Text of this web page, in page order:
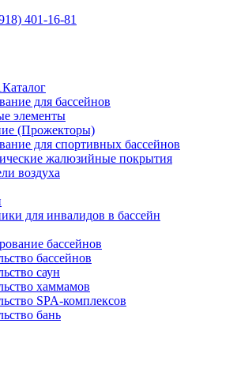
401-16-81
Каталог
для бассейнов
элементы
(Прожекторы)
для спортивных бассейнов
жалюзийные покрытия
воздуха
для инвалидов в бассейн
бассейнов
бассейнов
саун
хаммамов
SPA-комплексов
бань